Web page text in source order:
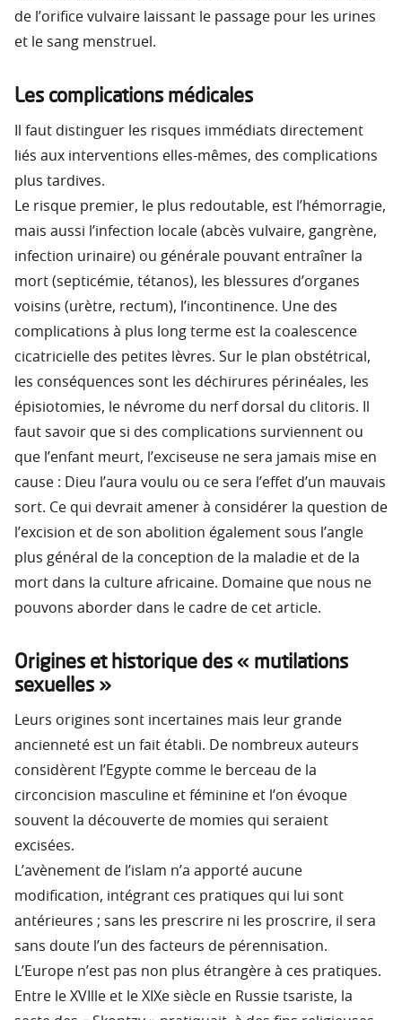
de l’orifice vulvaire laissant le passage pour les urines
et le sang menstruel.
Les complications médicales
Il faut distinguer les risques immédiats directement
liés aux interventions elles-mêmes, des complications
plus tardives.
Le risque premier, le plus redoutable, est l’hémorragie,
mais aussi l’infection locale (abcès vulvaire, gangrène,
infection urinaire) ou générale pouvant entraîner la
mort (septicémie, tétanos), les blessures d’organes
voisins (urètre, rectum), l’incontinence. Une des
complications à plus long terme est la coalescence
cicatricielle des petites lèvres. Sur le plan obstétrical,
les conséquences sont les déchirures périnéales, les
épisiotomies, le névrome du nerf dorsal du clitoris. Il
faut savoir que si des complications surviennent ou
que l’enfant meurt, l’exciseuse ne sera jamais mise en
cause : Dieu l’aura voulu ou ce sera l’effet d’un mauvais
sort. Ce qui devrait amener à considérer la question de
l’excision et de son abolition également sous l’angle
plus général de la conception de la maladie et de la
mort dans la culture africaine. Domaine que nous ne
pouvons aborder dans le cadre de cet article.
Origines et historique des « mutilations
sexuelles »
Leurs origines sont incertaines mais leur grande
ancienneté est un fait établi. De nombreux auteurs
considèrent l’Egypte comme le berceau de la
circoncision masculine et féminine et l’on évoque
souvent la découverte de momies qui seraient
excisées.
L’avènement de l’islam n’a apporté aucune
modification, intégrant ces pratiques qui lui sont
antérieures ; sans les prescrire ni les proscrire, il sera
sans doute l’un des facteurs de pérennisation.
L’Europe n’est pas non plus étrangère à ces pratiques.
Entre le XVIlle et le XIXe siècle en Russie tsariste, la